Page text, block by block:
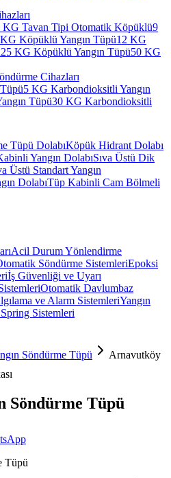
KG Tavan Tipi Otomatik Köpüklü9
Köpüklü Yangın Tüpü12 KG
25 KG Köpüklü Yangın Tüpü50 KG
Cihazları
5 KG Karbondioksitli Yangın
Tüpü30 KG Karbondioksitli
Tüpü DolabıKöpük Hidrant Dolabı
Yangın DolabıSıva Üstü Dik
Üstü Standart Yangın
DolabıTüp Kabinli Cam Bölmeli
Acil Durum Yönlendirme
Söndürme SistemleriEpoksi
İş Güvenliği ve Uyarı
Otomatik Davlumbaz
ve Alarm SistemleriYangın
Sistemleri
Söndürme Tüpü
Arnavutköy
Söndürme Tüpü
Tüpü